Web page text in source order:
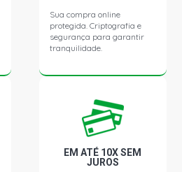
Sua compra online
protegida. Criptografia e
segurança para garantir
tranquilidade.
EM ATÉ 10X SEM
JUROS